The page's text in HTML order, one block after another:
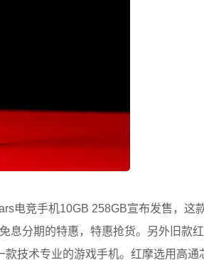
电竞手机10GB 258GB宣布发售，这
息分期的特惠，特惠抢货。另外旧款
技术专业的游戏手机。红摩选用高通